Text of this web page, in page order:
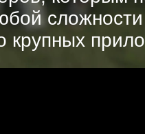
крупных